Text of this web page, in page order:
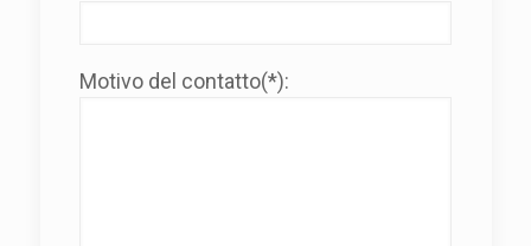
Motivo del contatto(*):